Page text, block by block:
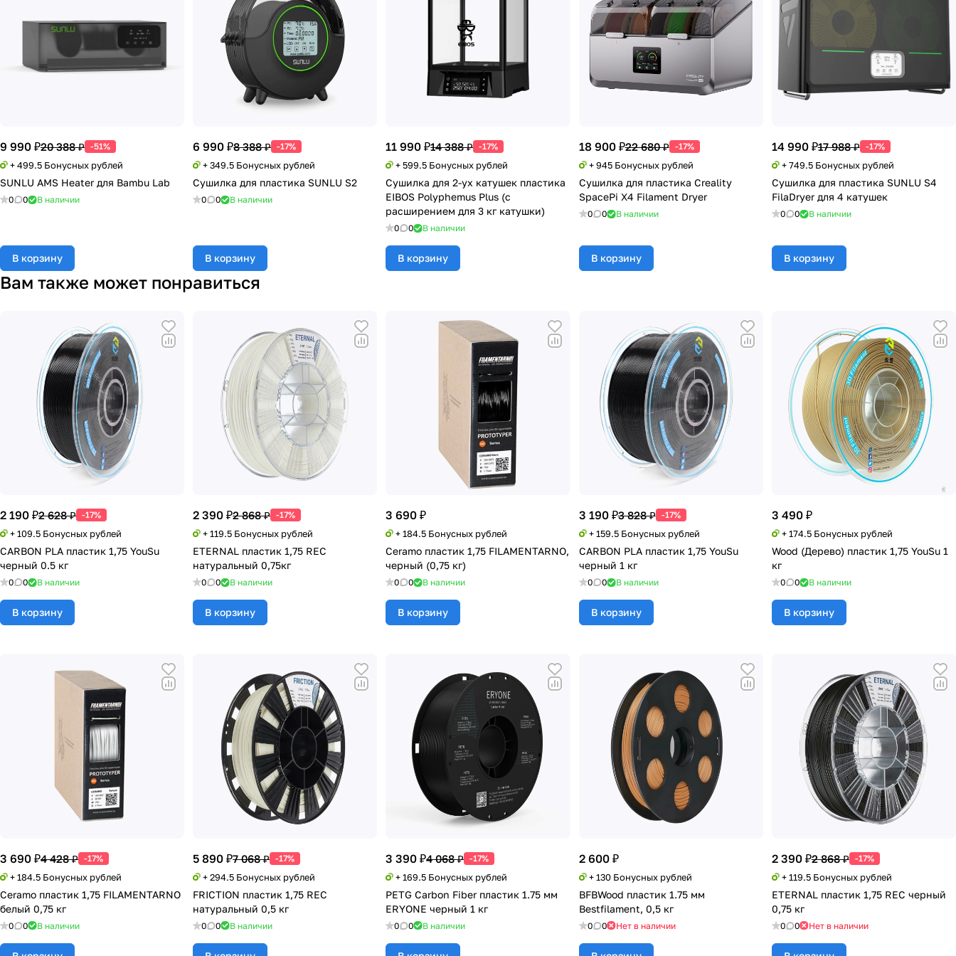
9 990 ₽20 388 ₽ -51%
+ 499.5 Бонусных рублей
SUNLU AMS Heater для Bambu Lab
0 0 В наличии
В корзину
6 990 ₽8 388 ₽ -17%
+ 349.5 Бонусных рублей
Сушилка для пластика SUNLU S2
0 0 В наличии
В корзину
11 990 ₽14 388 ₽ -17%
+ 599.5 Бонусных рублей
Сушилка для 2-ух катушек пластика
EIBOS Polyphemus Plus (с
расширением для 3 кг катушки)
0 0 В наличии
В корзину
18 900 ₽22 680 ₽ -17%
+ 945 Бонусных рублей
Сушилка для пластика Creality
SpacePi X4 Filament Dryer
0 0 В наличии
В корзину
14 990 ₽17 988 ₽ -17%
+ 749.5 Бонусных рублей
Сушилка для пластика SUNLU S4
FilaDryer для 4 катушек
0 0 В наличии
В корзину
Вам также может понравиться
2 190 ₽2 628 ₽ -17%
+ 109.5 Бонусных рублей
CARBON PLA пластик 1,75 YouSu
черный 0.5 кг
0 0 В наличии
В корзину
2 390 ₽2 868 ₽ -17%
+ 119.5 Бонусных рублей
ETERNAL пластик 1,75 REC
натуральный 0,75кг
0 0 В наличии
В корзину
3 690 ₽
+ 184.5 Бонусных рублей
Ceramo пластик 1,75 FILAMENTARNO,
черный (0,75 кг)
0 0 В наличии
В корзину
3 190 ₽3 828 ₽ -17%
+ 159.5 Бонусных рублей
CARBON PLA пластик 1,75 YouSu
черный 1 кг
0 0 В наличии
В корзину
3 490 ₽
+ 174.5 Бонусных рублей
Wood (Дерево) пластик 1,75 YouSu 1
кг
0 0 В наличии
В корзину
3 690 ₽4 428 ₽ -17%
+ 184.5 Бонусных рублей
Ceramo пластик 1,75 FILAMENTARNO
белый 0,75 кг
0 0 В наличии
5 890 ₽7 068 ₽ -17%
+ 294.5 Бонусных рублей
FRICTION пластик 1,75 REC
натуральный 0,5 кг
0 0 В наличии
3 390 ₽4 068 ₽ -17%
+ 169.5 Бонусных рублей
PETG Carbon Fiber пластик 1.75 мм
ERYONE черный 1 кг
0 0 В наличии
2 600 ₽
+ 130 Бонусных рублей
BFBWood пластик 1.75 мм
Bestfilament, 0,5 кг
0 0 Нет в наличии
2 390 ₽2 868 ₽ -17%
+ 119.5 Бонусных рублей
ETERNAL пластик 1,75 REC черный
0,75 кг
0 0 Нет в наличии